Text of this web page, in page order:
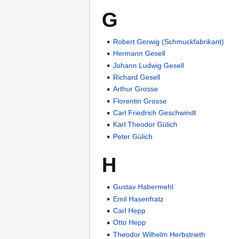
G
Robert Gerwig (Schmuckfabrikant)
Hermann Gesell
Johann Ludwig Gesell
Richard Gesell
Arthur Grosse
Florentin Grosse
Carl Friedrich Geschwindt
Karl Theodor Gülich
Peter Gülich
H
Gustav Habermehl
Emil Hasenfratz
Carl Hepp
Otto Hepp
Theodor Wilhelm Herbstrieth